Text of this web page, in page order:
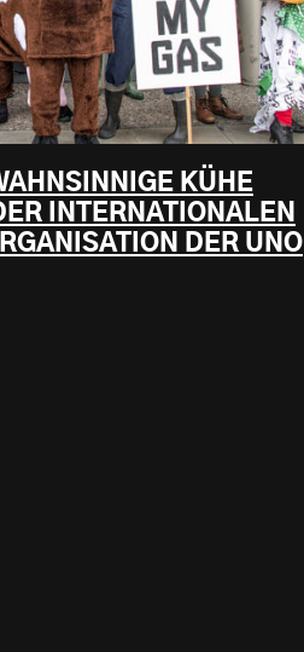
KÜHE
INTERNATIONALEN
DER UNO